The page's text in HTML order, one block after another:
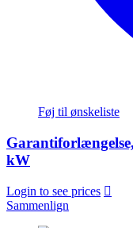
Føj til ønskeliste
kW
Login to see prices
Sammenlign